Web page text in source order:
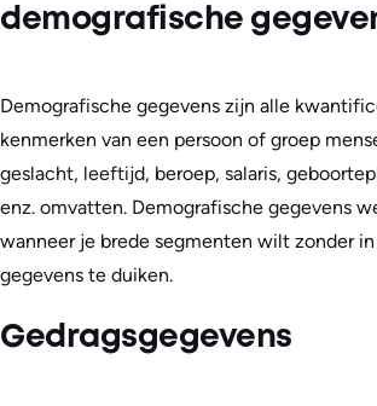
demografische
Demografische gegevens zijn alle
kenmerken van een persoon of groep
geslacht, leeftijd, beroep, salaris,
enz. omvatten. Demografische gegevens
wanneer je brede segmenten wilt zonder
gegevens te duiken.
Gedragsgegevens